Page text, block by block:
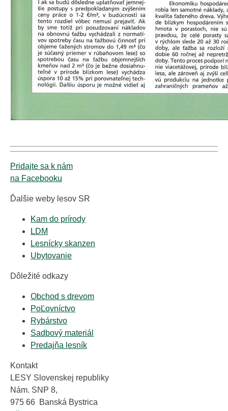
Pridajte sa k nám
na Facebooku
Ďalšie weby lesov SR
Kam do prírody
LDM
Lesnícky skanzen
Ubytovanie
Dôležité odkazy
Obchod s drevom
PoĽovníctvo
Rybárstvo
Sadbový materiál
Predajňa lesník
Kontakt
LESY Slovenskej republiky
Nám. SNP 8,
975 66 Banská Bystrica